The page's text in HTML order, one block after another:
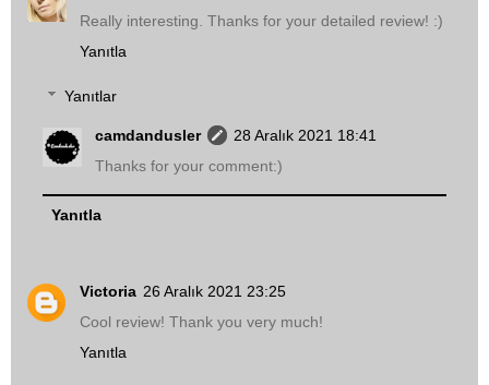
Really interesting. Thanks for your detailed review! :)
Yanıtla
Yanıtlar
camdandusler
28 Aralık 2021 18:41
Thanks for your comment:)
Yanıtla
Victoria 26 Aralık 2021 23:25
Cool review! Thank you very much!
Yanıtla